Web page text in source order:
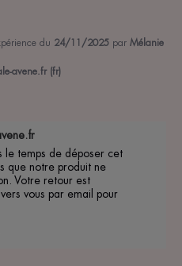
du 24/11/2025 par Mélanie
avene.fr (fr)
le temps de déposer cet
que notre produit ne
Votre retour est
vous par email pour